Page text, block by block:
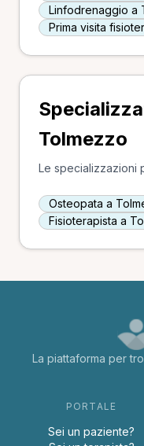
Linfodrenaggio a
Prima visita
Tolmezzo
Le specializzazioni
Osteopata a
Fisioterapista a
La piattaforma per
PORTALE
Sei un paziente?